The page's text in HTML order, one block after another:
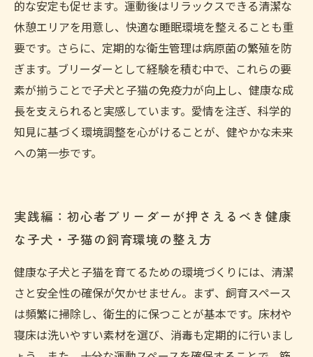
的な安定も促せます。運動後はリラックスできる清潔な
休憩エリアを用意し、快適な睡眠環境を整えることも重
要です。さらに、定期的な衛生管理は病原菌の繁殖を防
ぎます。ブリーダーとして経験を積む中で、これらの要
素が揃うことで子犬と子猫の免疫力が向上し、健康な成
長を支えられると実感しています。愛情を注ぎ、科学的
知見に基づく環境調整を心がけることが、健やかな未来
への第一歩です。
実践編：初心者ブリーダーが押さえるべき健康
な子犬・子猫の飼育環境の整え方
健康な子犬と子猫を育てるための環境づくりには、清潔
さと安全性の確保が欠かせません。まず、飼育スペース
は頻繁に掃除し、衛生的に保つことが基本です。床材や
寝床は洗いやすい素材を選び、消毒も定期的に行いまし